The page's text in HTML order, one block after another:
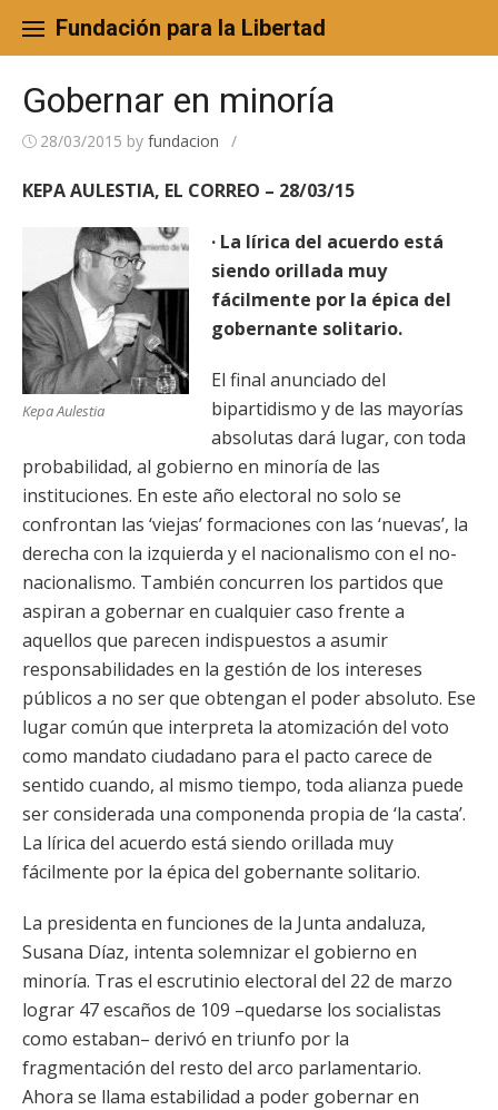
content
Fundación para la Libertad
Gobernar en minoría
28/03/2015 by fundacion /
KEPA AULESTIA, EL CORREO – 28/03/15
Kepa Aulestia
· La lírica del acuerdo está
siendo orillada muy
fácilmente por la épica del
gobernante solitario.
El final anunciado del
bipartidismo y de las mayorías
absolutas dará lugar, con toda
probabilidad, al gobierno en minoría de las
instituciones. En este año electoral no solo se
confrontan las ‘viejas’ formaciones con las ‘nuevas’, la
derecha con la izquierda y el nacionalismo con el no-
nacionalismo. También concurren los partidos que
aspiran a gobernar en cualquier caso frente a
aquellos que parecen indispuestos a asumir
responsabilidades en la gestión de los intereses
públicos a no ser que obtengan el poder absoluto. Ese
lugar común que interpreta la atomización del voto
como mandato ciudadano para el pacto carece de
sentido cuando, al mismo tiempo, toda alianza puede
ser considerada una componenda propia de ‘la casta’.
La lírica del acuerdo está siendo orillada muy
fácilmente por la épica del gobernante solitario.
La presidenta en funciones de la Junta andaluza,
Susana Díaz, intenta solemnizar el gobierno en
minoría. Tras el escrutinio electoral del 22 de marzo
lograr 47 escaños de 109 –quedarse los socialistas
como estaban– derivó en triunfo por la
fragmentación del resto del arco parlamentario.
Ahora se llama estabilidad a poder gobernar en